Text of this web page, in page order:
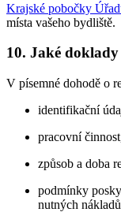
Krajské pobočky
místa vašeho bydliště.
10. Jaké
V písemné dohodě o
identifikační
pracovní
způsob a doba
podmínky
nutných